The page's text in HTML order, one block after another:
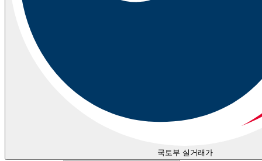
국토부 실거래가